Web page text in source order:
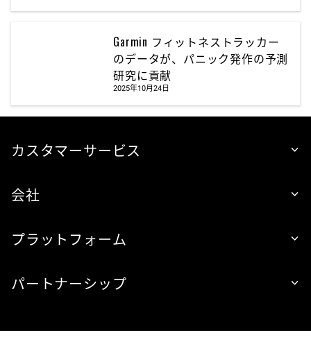
Garmin フィットネストラッカー
のデータが、パニック発作の予測
研究に貢献
2025年10月24日
カスタマーサービス
会社
プラットフォーム
パートナーシップ